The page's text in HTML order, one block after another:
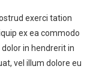
exerci tation
ex ea commodo
in hendrerit in
vel illum dolore eu